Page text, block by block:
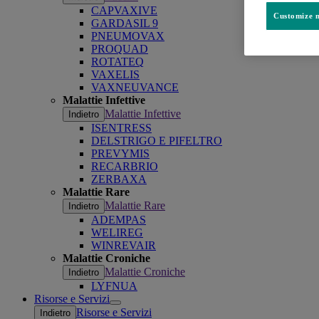
CAPVAXIVE
GARDASIL 9
PNEUMOVAX
PROQUAD
ROTATEQ
VAXELIS
VAXNEUVANCE
Malattie Infettive
Indietro Malattie Infettive
ISENTRESS
DELSTRIGO E PIFELTRO
PREVYMIS
RECARBRIO
ZERBAXA
Malattie Rare
Indietro Malattie Rare
ADEMPAS
WELIREG
WINREVAIR
Malattie Croniche
Indietro Malattie Croniche
LYFNUA
Risorse e Servizi
Open
Indietro Risorse e Servizi
Customize